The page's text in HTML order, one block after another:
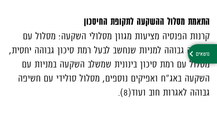
התאמת מסלול ההשקעה לתקופת החיסכון
קרנות הפנסיה מציעות מגוון מסלולי השקעה: מסלול עם
חשיפה גבוהה למניות שנחשב לבעל רמת סיכון גבוהה יחסית,
מסלול עם רמת סיכון בינונית שמשלב השקעה במניות עם
השקעה באג"ח ואפיקים נוספים, מסלול סולידי עם חשיפה
גבוהה לאגרות חוב ועוד(8).